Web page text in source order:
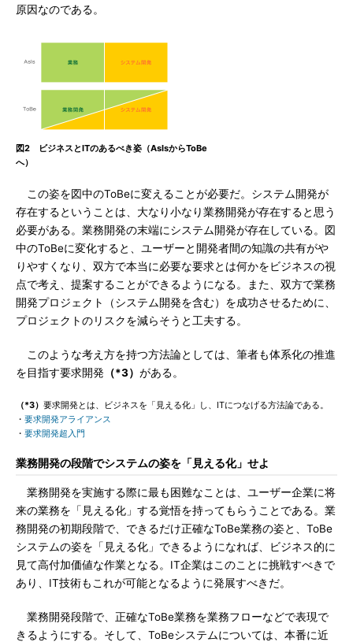
原因なのである。
図2 ビジネスとITのあるべき姿（AsIsからToBe
へ）
この姿を図中のToBeに変えることが必要だ。システム開発が
存在するということは、大なり小なり業務開発が存在すると思う
必要がある。業務開発の末端にシステム開発が存在している。図
中のToBeに変化すると、ユーザーと開発者間の知識の共有がや
りやすくなり、双方で本当に必要な要求とは何かをビジネスの視
点で考え、提案することができるようになる。また、双方で業務
開発プロジェクト（システム開発を含む）を成功させるために、
プロジェクトのリスクを減らそうと工夫する。
このような考え方を持つ方法論としては、筆者も体系化の推進
を目指す要求開発 （*3） がある。
（*3） 要求開発とは、ビジネスを「見える化」し、ITにつなげる方法論である。
・ 要求開発アライアンス
・ 要求開発超入門
業務開発の段階でシステムの姿を「見える化」せよ
業務開発を実施する際に最も困難なことは、ユーザー企業に将
来の業務を「見える化」する覚悟を持ってもらうことである。業
務開発の初期段階で、できるだけ正確なToBe業務の姿と、ToBe
システムの姿を「見える化」できるようになれば、ビジネス的に
見て高付加価値な作業となる。IT企業はこのことに挑戦すべきで
あり、IT技術もこれが可能となるように発展すべきだ。
業務開発段階で、正確なToBe業務を業務フローなどで表現で
きるようにする。そして、ToBeシステムについては、本番に近